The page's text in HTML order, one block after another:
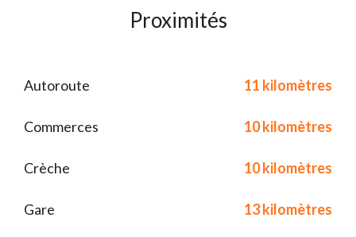
Proximités
Autoroute 11 kilomètres
Commerces 10 kilomètres
Crèche 10 kilomètres
Gare 13 kilomètres